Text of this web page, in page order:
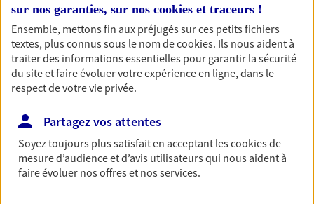
Nos offres phares
Épargne
Réalisez vos projets grâce à votre épargne : achat
immobilier, études des enfants ou voyage autour
du monde… Épargnez à votre rythme et
simplement, selon votre profil.
sur nos garanties, sur nos cookies et traceurs !
Ensemble, mettons fin aux préjugés sur ces petits fichiers
textes, plus connus sous le nom decookies. Ils nous aident à
traiter des informations essentielles pour garantir la sécurité
du site et faire évoluer votre expérience en ligne, dans le
respect de votre vie privée.
Partagez vos attentes
Soyez toujours plus satisfait en acceptant lescookiesde
mesure d’audience et d’avis utilisateurs qui nous aident à
faire évoluer nos offres et nos services.